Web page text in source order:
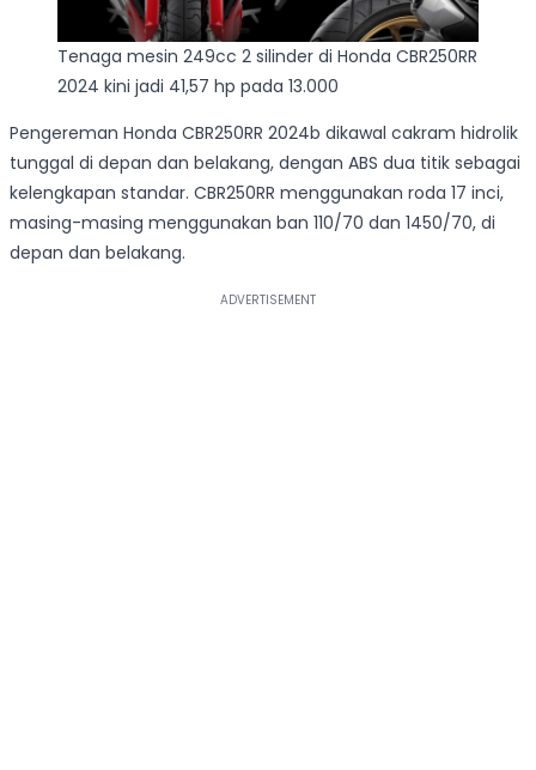
Tenaga mesin 249cc 2 silinder di Honda CBR250RR
2024 kini jadi 41,57 hp pada 13.000
Pengereman Honda CBR250RR 2024b dikawal cakram hidrolik
tunggal di depan dan belakang, dengan ABS dua titik sebagai
kelengkapan standar. CBR250RR menggunakan roda 17 inci,
masing-masing menggunakan ban 110/70 dan 1450/70, di
depan dan belakang.